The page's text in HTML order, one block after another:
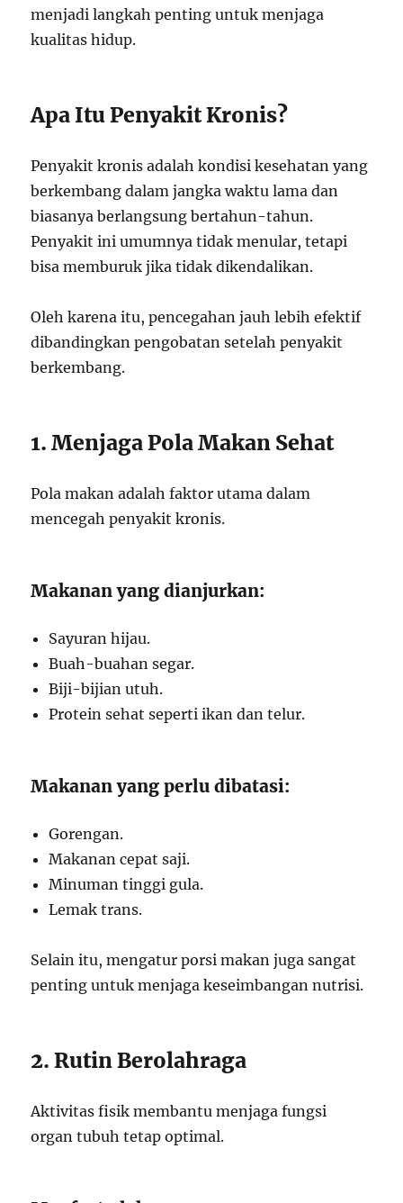
menjadi langkah penting untuk menjaga
kualitas hidup.
Apa Itu Penyakit Kronis?
Penyakit kronis adalah kondisi kesehatan yang
berkembang dalam jangka waktu lama dan
biasanya berlangsung bertahun-tahun.
Penyakit ini umumnya tidak menular, tetapi
bisa memburuk jika tidak dikendalikan.
Oleh karena itu, pencegahan jauh lebih efektif
dibandingkan pengobatan setelah penyakit
berkembang.
1. Menjaga Pola Makan Sehat
Pola makan adalah faktor utama dalam
mencegah penyakit kronis.
Makanan yang dianjurkan:
Sayuran hijau.
Buah-buahan segar.
Biji-bijian utuh.
Protein sehat seperti ikan dan telur.
Makanan yang perlu dibatasi:
Gorengan.
Makanan cepat saji.
Minuman tinggi gula.
Lemak trans.
Selain itu, mengatur porsi makan juga sangat
penting untuk menjaga keseimbangan nutrisi.
2. Rutin Berolahraga
Aktivitas fisik membantu menjaga fungsi
organ tubuh tetap optimal.